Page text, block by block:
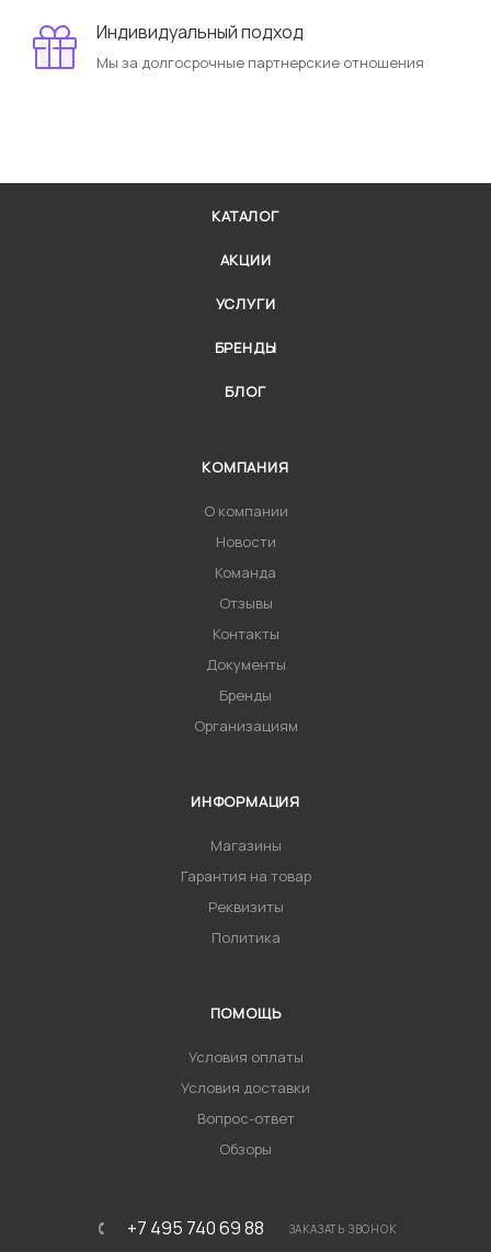
Индивидуальный подход
Мы за долгосрочные партнерские отношения
КАТАЛОГ
АКЦИИ
УСЛУГИ
БРЕНДЫ
БЛОГ
КОМПАНИЯ
О компании
Новости
Команда
Отзывы
Контакты
Документы
Бренды
Организациям
ИНФОРМАЦИЯ
Магазины
Гарантия на товар
Реквизиты
Политика
ПОМОЩЬ
Условия оплаты
Условия доставки
Вопрос-ответ
Обзоры
+7 495 740 69 88 ЗАКАЗАТЬ ЗВОНОК